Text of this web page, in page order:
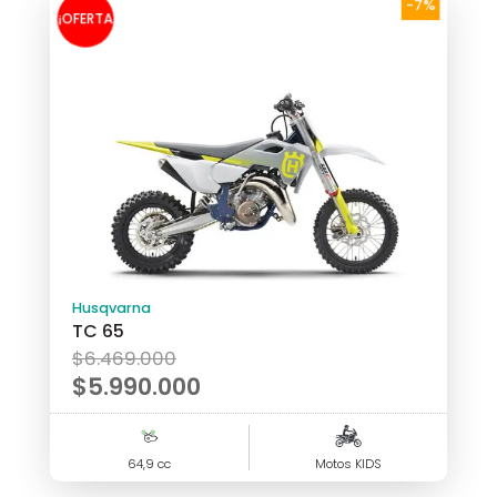
-7%
¡OFERTA
Husqvarna
TC 65
$6.469.000El
precio
original
$6.469.000.
$5.990.000
El
precio
actual64,9 cc Motos KIDS